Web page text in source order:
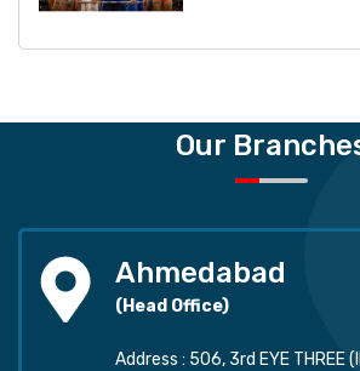
Our
Ahmedabad
(Head Office)
Address : 506, 3rd EYE THREE